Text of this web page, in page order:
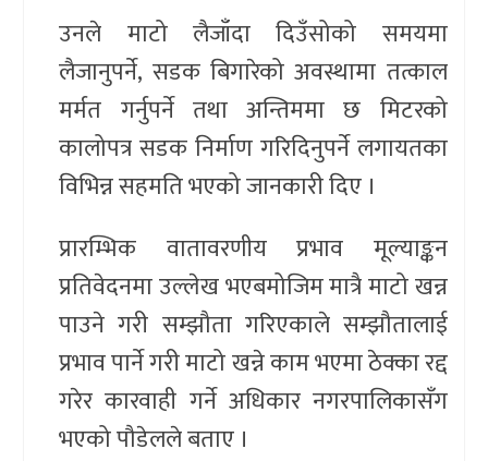
उनले माटो लैजाँदा दिउँसोको समयमा
लैजानुपर्ने, सडक बिगारेको अवस्थामा तत्काल
मर्मत गर्नुपर्ने तथा अन्तिममा छ मिटरको
कालोपत्र सडक निर्माण गरिदिनुपर्ने लगायतका
विभिन्न सहमति भएको जानकारी दिए ।
प्रारम्भिक वातावरणीय प्रभाव मूल्याङ्कन
प्रतिवेदनमा उल्लेख भएबमोजिम मात्रै माटो खन्न
पाउने गरी सम्झौता गरिएकाले सम्झौतालाई
प्रभाव पार्ने गरी माटो खन्ने काम भएमा ठेक्का रद्द
गरेर कारवाही गर्ने अधिकार नगरपालिकासँग
भएको पौडेलले बताए ।